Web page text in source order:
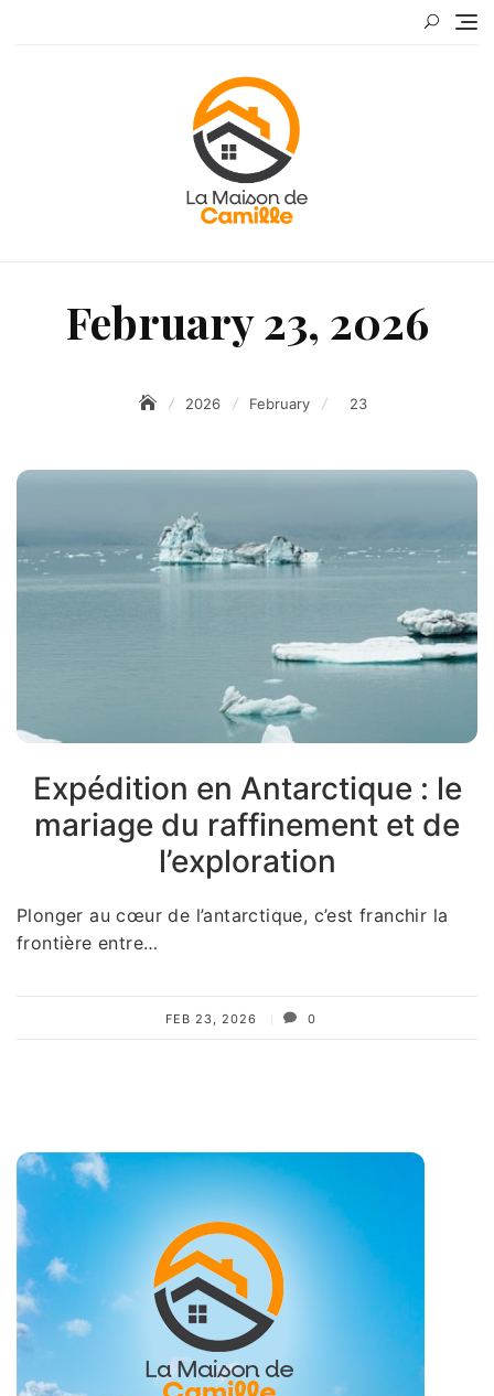
February 23, 2026
2026 February 23
Expédition en Antarctique : le
mariage du raffinement et de
l’exploration
Plonger au cœur de l’antarctique, c’est franchir la
frontière entre…
FEB 23, 2026 0